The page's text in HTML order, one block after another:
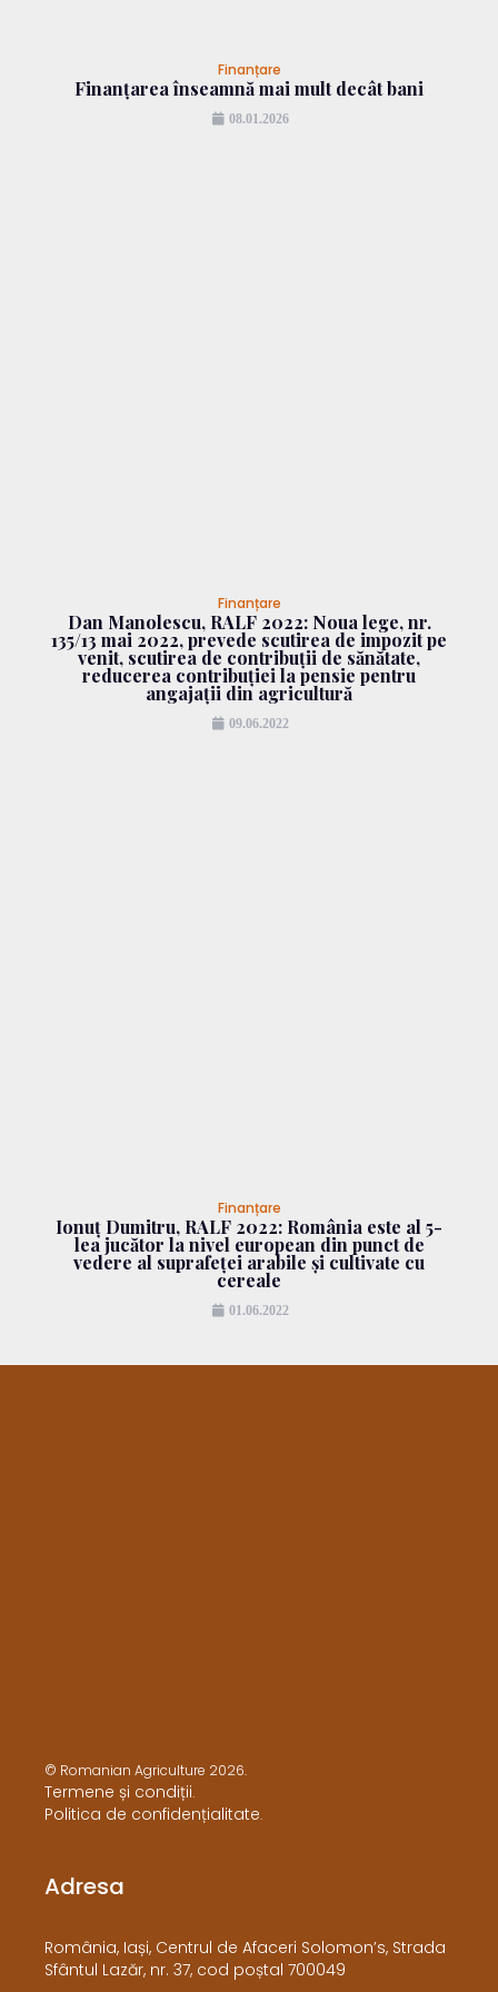
Finanțare
Finanțarea înseamnă mai mult decât bani
08.01.2026
Finanțare
Dan Manolescu, RALF 2022: Noua lege, nr.
135/13 mai 2022, prevede scutirea de impozit pe
venit, scutirea de contribuții de sănătate,
reducerea contribuției la pensie pentru
angajații din agricultură
09.06.2022
Finanțare
Ionuț Dumitru, RALF 2022: România este al 5-
lea jucător la nivel european din punct de
vedere al suprafeței arabile și cultivate cu
cereale
01.06.2022
© Romanian Agriculture 2026.
Termene și condiții.
Politica de confidențialitate.
Adresa
​România, Iași, Centrul de Afaceri Solomon’s, Strada
Sfântul Lazăr, nr. 37, cod poștal 700049